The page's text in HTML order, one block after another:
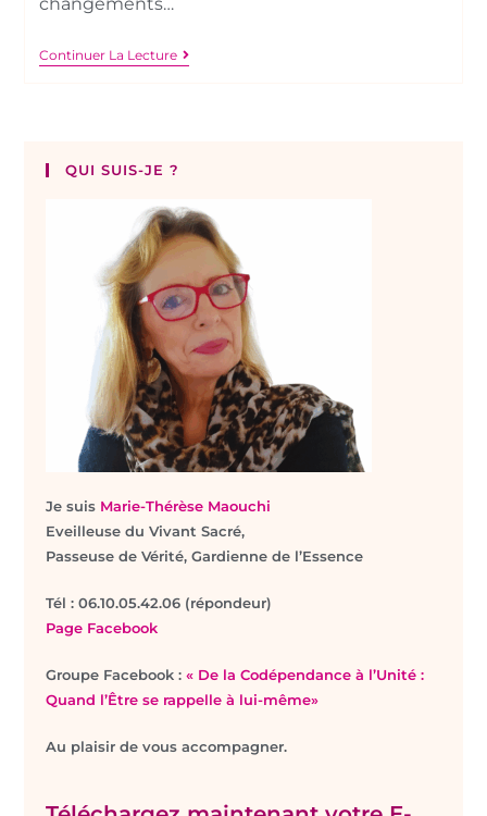
Continuer La Lecture
QUI SUIS-JE ?
Je suis Marie-Thérèse Maouchi
Eveilleuse du Vivant Sacré,
Passeuse de Vérité, Gardienne de l’Essence
Tél : 06.10.05.42.06 (répondeur)
Page Facebook
Groupe Facebook :« De la Codépendance à l’Unité :
Quand l’Être se rappelle à lui-même»
Au plaisir de vous accompagner.